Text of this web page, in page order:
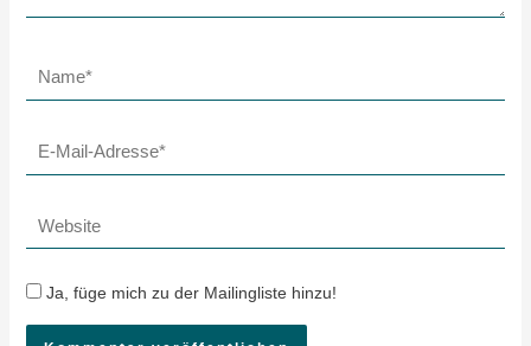
Name*
E-
Mail-
Website
Ja, füge mich zu der Mailingliste hinzu!